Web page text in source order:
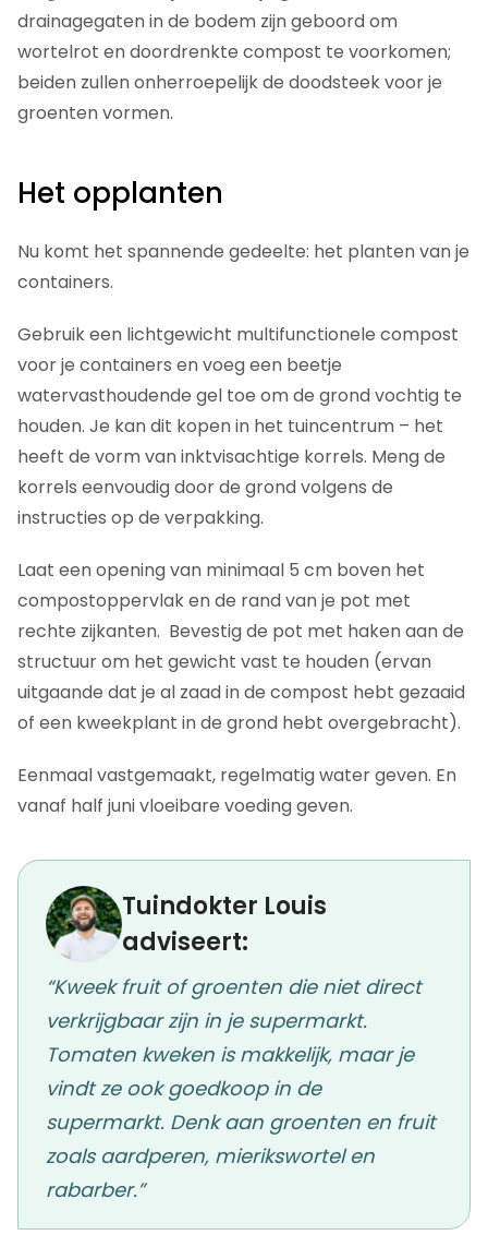
drainagegaten in de bodem zijn geboord om
wortelrot en doordrenkte compost te voorkomen;
beiden zullen onherroepelijk de doodsteek voor je
groenten vormen.
Het opplanten
Nu komt het spannende gedeelte: het planten van je
containers.
Gebruik een lichtgewicht multifunctionele compost
voor je containers en voeg een beetje
watervasthoudende gel toe om de grond vochtig te
houden. Je kan dit kopen in het tuincentrum – het
heeft de vorm van inktvisachtige korrels. Meng de
korrels eenvoudig door de grond volgens de
instructies op de verpakking.
Laat een opening van minimaal 5 cm boven het
compostoppervlak en de rand van je pot met
rechte zijkanten. Bevestig de pot met haken aan de
structuur om het gewicht vast te houden (ervan
uitgaande dat je al zaad in de compost hebt gezaaid
of een kweekplant in de grond hebt overgebracht).
Eenmaal vastgemaakt, regelmatig water geven. En
vanaf half juni vloeibare voeding geven.
Tuindokter Louis
adviseert:
“Kweek fruit of groenten die niet direct
verkrijgbaar zijn in je supermarkt.
Tomaten kweken is makkelijk, maar je
vindt ze ook goedkoop in de
supermarkt. Denk aan groenten en fruit
zoals aardperen, mierikswortel en
rabarber.”